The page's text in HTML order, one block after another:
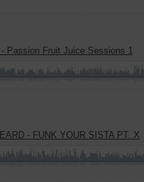
Passion Fruit Juice Sessions 1
- FUNK YOUR SISTA PT. X